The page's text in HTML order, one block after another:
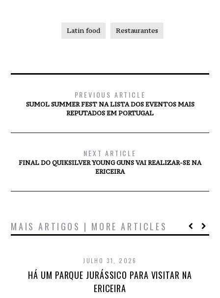
Latin food Restaurantes
PREVIOUS ARTICLE
SUMOL SUMMER FEST NA LISTA DOS EVENTOS MAIS
REPUTADOS EM PORTUGAL
NEXT ARTICLE
FINAL DO QUIKSILVER YOUNG GUNS VAI REALIZAR-SE NA
ERICEIRA
MAIS ARTIGOS | MORE ARTICLES
JULHO 31, 2026
HÁ UM PARQUE JURÁSSICO PARA VISITAR NA
ERICEIRA